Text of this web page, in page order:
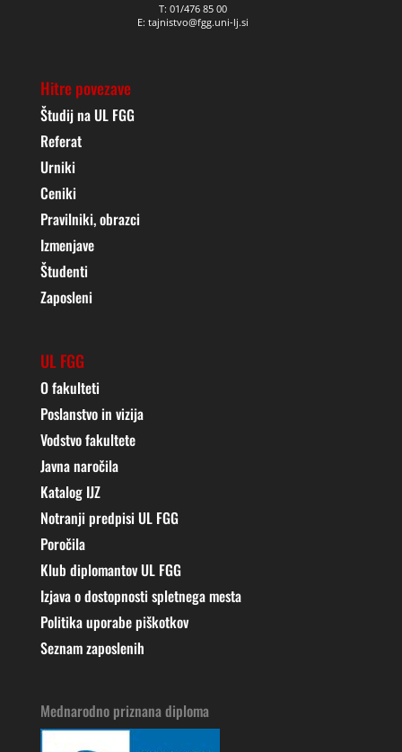
T: 01/476 85 00
E: tajnistvo@fgg.uni-lj.si
Hitre povezave
Študij na UL FGG
Referat
Urniki
Ceniki
Pravilniki, obrazci
Izmenjave
Študenti
Zaposleni
UL FGG
O fakulteti
Poslanstvo in vizija
Vodstvo fakultete
Javna naročila
Katalog IJZ
Notranji predpisi UL FGG
Poročila
Klub diplomantov UL FGG
Izjava o dostopnosti spletnega mesta
Politika uporabe piškotkov
Seznam zaposlenih
Mednarodno priznana diploma